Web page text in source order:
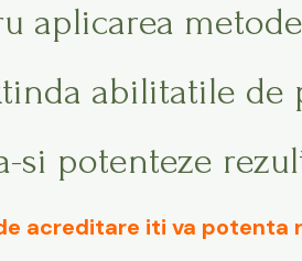
aplicarea
abilitatile de
si potenteze
acreditare iti va potenta